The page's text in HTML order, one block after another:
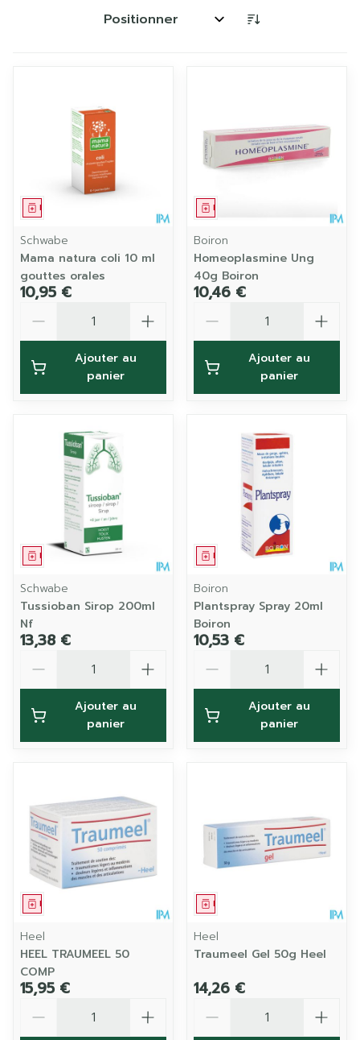
Trier par:
Médicament
Schwabe
Mama natura coli 10 ml
gouttes orales
10,95 €
Ajouter au
panier
Médicament
Boiron
Homeoplasmine Ung
40g Boiron
10,46 €
Ajouter au
panier
Médicament
Schwabe
Tussioban Sirop 200ml
Nf
13,38 €
Ajouter au
panier
Médicament
Boiron
Plantspray Spray 20ml
Boiron
10,53 €
Ajouter au
panier
Médicament
Heel
HEEL TRAUMEEL 50
COMP
15,95 €
Médicament
Heel
Traumeel Gel 50g Heel
14,26 €